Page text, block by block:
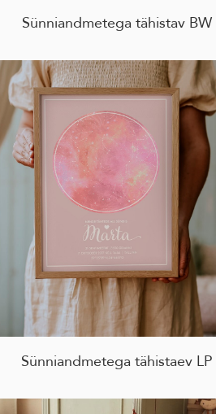
Sünniandmetega tähistav BW
Sünniandmetega tähistaev LP